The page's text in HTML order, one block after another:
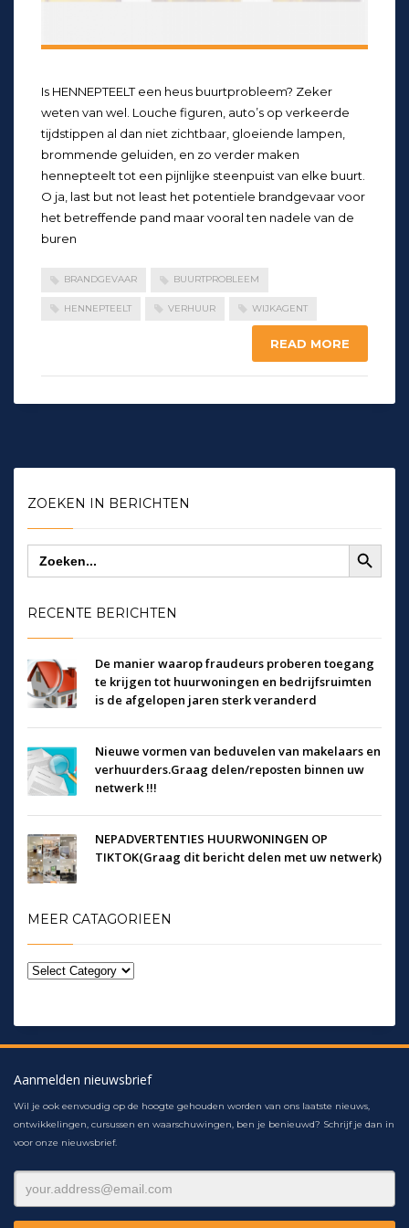
Is HENNEPTEELT een heus buurtprobleem? Zeker
weten van wel. Louche figuren, auto’s op verkeerde
tijdstippen al dan niet zichtbaar, gloeiende lampen,
brommende geluiden, en zo verder maken
hennepteelt tot een pijnlijke steenpuist van elke buurt.
O ja, last but not least het potentiele brandgevaar voor
het betreffende pand maar vooral ten nadele van de
buren
BRANDGEVAAR BUURTPROBLEEM
HENNEPTEELT VERHUUR WIJKAGENT
READ MORE
ZOEKEN IN BERICHTEN
Zoek
naar:
Zoekknop
RECENTE BERICHTEN
De manier waarop fraudeurs proberen toegang
te krijgen tot huurwoningen en bedrijfsruimten
is de afgelopen jaren sterk veranderd
Nieuwe vormen van beduvelen van makelaars en
verhuurders.Graag delen/reposten binnen uw
netwerk !!!
NEPADVERTENTIES HUURWONINGEN OP
TIKTOK(Graag dit bericht delen met uw netwerk)
MEER CATAGORIEEN
Aanmelden nieuwsbrief
Wil je ook eenvoudig op de hoogte gehouden worden van ons laatste nieuws,
ontwikkelingen, cursussen en waarschuwingen, ben je benieuwd? Schrijf je dan in
voor onze nieuwsbrief.